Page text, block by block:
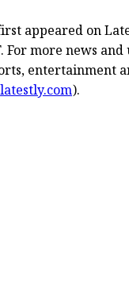
appeared on
For more news
entertainment
latestly.com).